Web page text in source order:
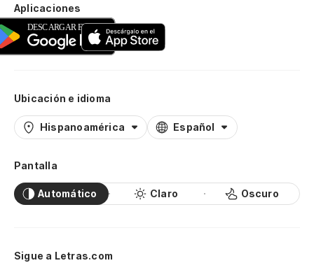
Aplicaciones
Ubicación e idioma
Hispanoamérica Español
Pantalla
Automático Claro Oscuro
Sigue a Letras.com